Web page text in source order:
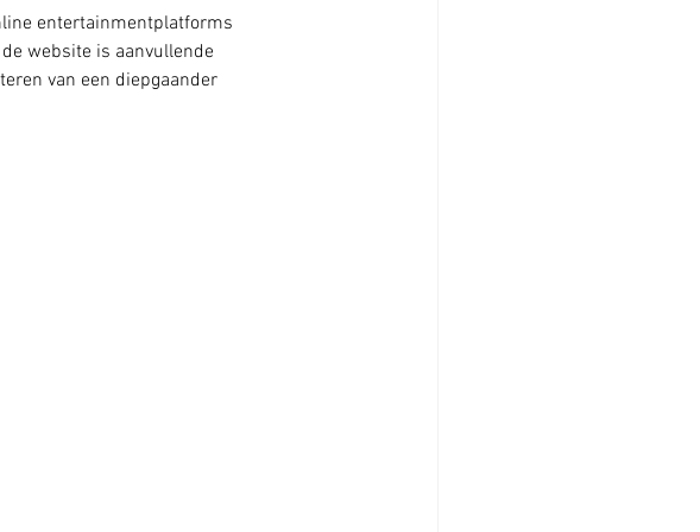
entertainmentplatforms
website is aanvullende
van een diepgaander